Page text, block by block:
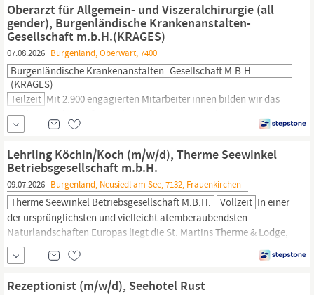
Entdecker und Abenteurer und zugleich eine...
Oberarzt für Allgemein- und Viszeralchirurgie (all
gender), Burgenländische Krankenanstalten-
Gesellschaft m.b.H.(KRAGES)
07.08.2026 Burgenland, Oberwart, 7400
Burgenländische Krankenanstalten- Gesellschaft M.b.H.
(KRAGES)
Teilzeit Mit 2.900 engagierten Mitarbeiter innen bilden wir das
Fundament des größten Arbeitgebers im Gesundheitswesen im
Burgenland. Flexibilität, Herzlichkeit und Engagement prägen
Persönlichkeiten, die sich mit Kompetenz und Freude unserem
sinnstiftenden Auftrag der Gesundheitsversorgung anschließen.
Lehrling Köchin/Koch (m/w/d), Therme Seewinkel
Betriebsgesellschaft m.b.H.
09.07.2026 Burgenland, Neusiedl am See, 7132, Frauenkirchen
Therme Seewinkel Betriebsgesellschaft M.b.H. Vollzeit In einer
der ursprünglichsten und vielleicht atemberaubendsten
Naturlandschaften Europas liegt die St. Martins Therme & Lodge,
ein Thermenresort der Vamed Vitality World. Unsere exklusive
Lodge (4-Sterne Superior) im nördlichen
am Rande
des Nationalparks Neusiedler See - Seewinkel, ist Ausgangspunkt
Rezeptionist (m/w/d), Seehotel Rust